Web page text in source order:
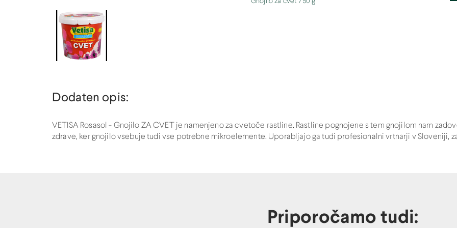
Dodaten opis:
VETISA Rosasol - Gnojilo ZA CVET je namenjeno za cvetoče rastline. Rastline pognojene s tem gnojilom nam
zdrave, ker gnojilo vsebuje tudi vse potrebne mikroelemente. Uporabljajo ga tudi profesionalni vrtnarji v Sloveniji,
Priporočamo tudi: